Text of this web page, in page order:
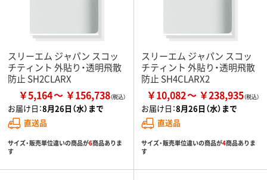
スリーエム ジャパン スコッ
チティント 外貼り・透明飛散
防止 SH2CLARX
￥5,164 ￥156,738
お届け日：8月26日（水）まで
直送品
サイズ・販売単位違いの商品が6商品ありま
す
スリーエム ジャパン スコッ
チティント 外貼り・透明飛散
防止 SH4CLARX2
￥10,082 ￥238,935
お届け日：8月26日（水）まで
直送品
サイズ・販売単位違いの商品が4商品ありま
す